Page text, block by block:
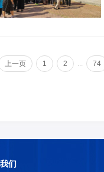
上一页 1 2 ... 74
们